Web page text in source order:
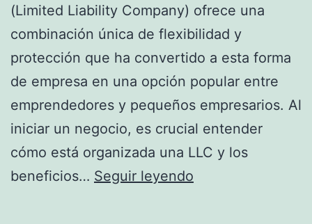
(Limited Liability Company) ofrece una
combinación única de flexibilidad y
protección que ha convertido a esta forma
de empresa en una opción popular entre
emprendedores y pequeños empresarios. Al
iniciar un negocio, es crucial entender
cómo está organizada una LLC y los
beneficios… Seguir leyendo